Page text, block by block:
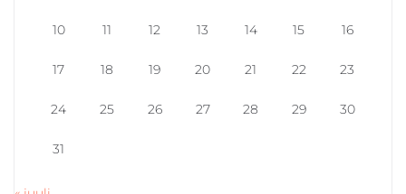
10 11 12 13 14 15 16
17 18 19 20 21 22 23
24 25 26 27 28 29 30
31